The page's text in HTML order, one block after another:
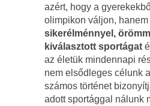
azért, hogy a
olimpikon váljon, hanem
sikerélménnyel,
kiválasztott sportágat
az életük mindennapi
nem elsődleges célunk
számos történet
adott sportággal nálunk